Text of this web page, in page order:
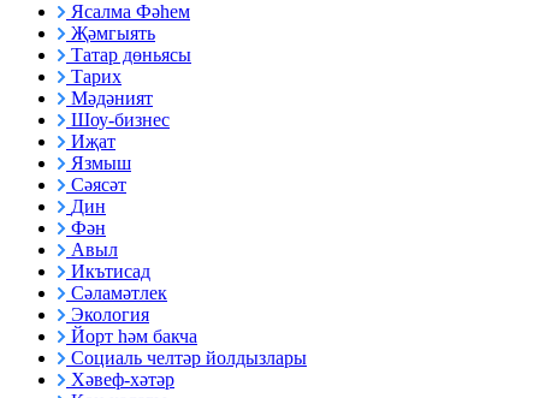
Ясалма Фәһем
Җәмгыять
Татар дөньясы
Тарих
Мәдәният
Шоу-бизнес
Иҗат
Язмыш
Сәясәт
Дин
Фән
Авыл
Икътисад
Сәламәтлек
Экология
Йорт һәм бакча
Социаль челтәр йолдызлары
Хәвеф-хәтәр